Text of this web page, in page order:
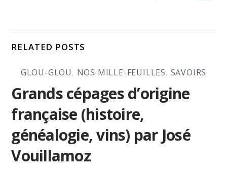
RELATED POSTS
GLOU-GLOU, NOS MILLE-FEUILLES, SAVOIRS
Grands cépages d’origine
française (histoire,
généalogie, vins) par José
Vouillamoz